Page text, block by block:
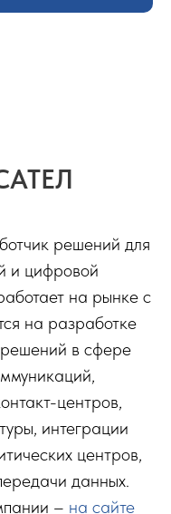
решений для
и цифровой
на рынке с
на разработке
в сфере
центров,
интеграции
центров,
данных.
– на сайте